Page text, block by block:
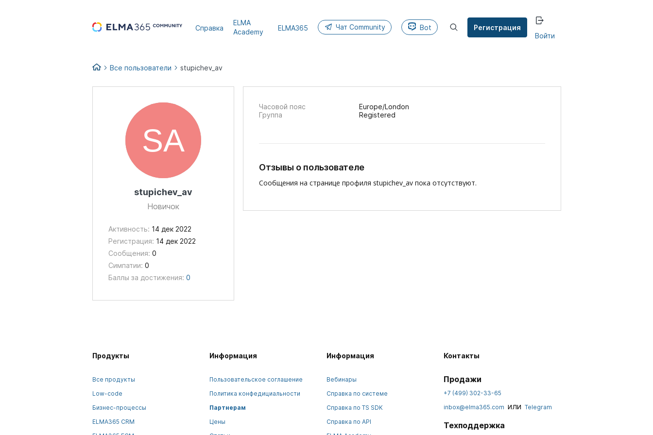
Справка
ELMA
Academy
ELMA365 Чат Community Bot
Регистрация
Войти
Все пользователи stupichev_av
stupichev_av
Новичок
Активность: 14 дек 2022
Регистрация: 14 дек 2022
Сообщения: 0
Симпатии: 0
Баллы за достижения: 0
Часовой пояс
Europe/London
Группа
Registered
Отзывы о пользователе
Сообщения на странице профиля stupichev_av пока отсутствуют.
Продукты
Все продукты
Low-code
Бизнес-процессы
ELMA365 CRM
Информация
Пользовательское соглашение
Политика конфедициальности
Партнерам
Цены
Информация
Вебинары
Справка по системе
Справка по TS SDK
Справка по API
Контакты
Продажи
+7 (499) 302-33-65
inbox@elma365.com или Telegram
Техподдержка